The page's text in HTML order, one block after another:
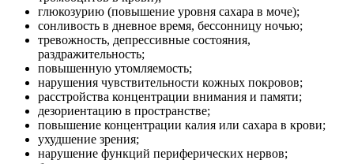
глюкозурию (повышение уровня сахара в моче);
сонливость в дневное время, бессонницу ночью;
тревожность, депрессивные состояния,
раздражительность;
повышенную утомляемость;
нарушения чувствительности кожных покровов;
расстройства концентрации внимания и памяти;
дезориентацию в пространстве;
повышение концентрации калия или сахара в крови;
ухудшение зрения;
нарушение функций периферических нервов;